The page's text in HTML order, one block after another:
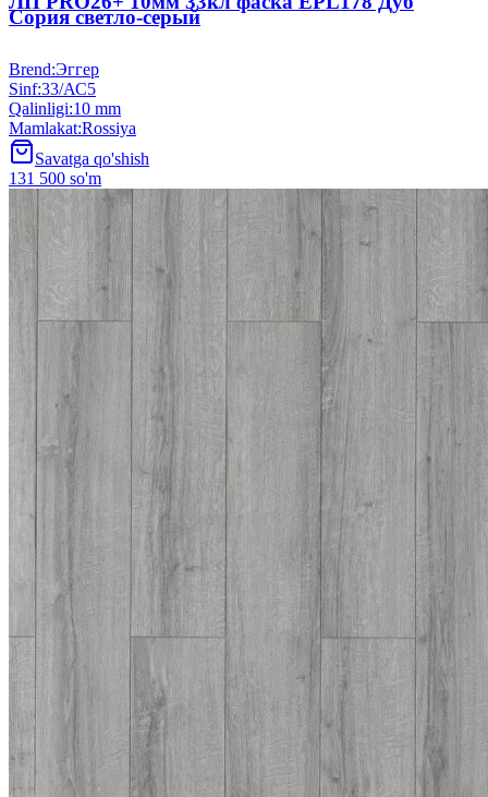
Сория светло-серый
Brend:Эггер
Sinf:33/АС5
Qalinligi:10 mm
Mamlakat:Rossiya
Savatga qo'shish
131 500 so'm